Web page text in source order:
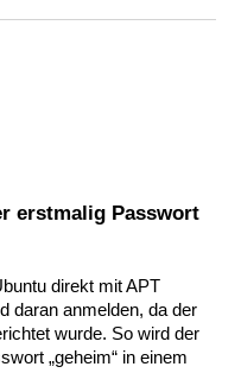
erstmalig Passwort
direkt mit APT
daran anmelden, da der
wurde. So wird der
„geheim“ in einem